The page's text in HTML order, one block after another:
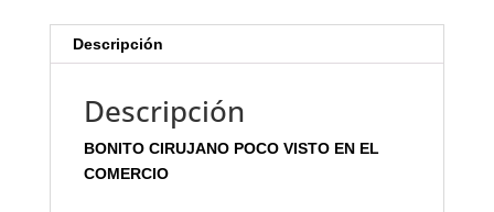
Descripción
Descripción
BONITO CIRUJANO POCO VISTO EN EL
COMERCIO